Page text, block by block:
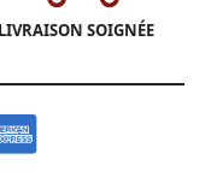
LIVRAISON SOIGNÉE